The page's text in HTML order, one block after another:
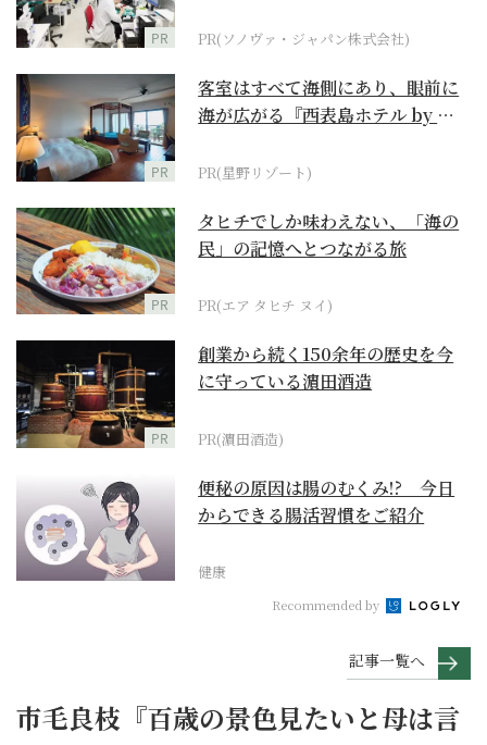
PR PR(ソノヴァ・ジャパン株式会社)
PR
客室はすべて海側にあり、眼前に
海が広がる『西表島ホテル by 星
PR(星野リゾート)
PR
タヒチでしか味わえない、「海の
民」の記憶へとつながる旅
PR(エア タヒチ ヌイ)
PR
創業から続く150余年の歴史を今
に守っている濵田酒造
PR(濵田酒造)
便秘の原因は腸のむくみ!? 今日
からできる腸活習慣をご紹介
健康
Recommended by
記事一覧へ
市毛良枝『百歳の景色見たいと母は言